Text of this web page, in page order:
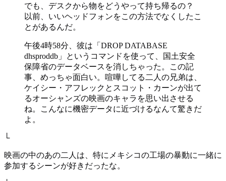
でも、デスクから物をどうやって持ち帰るの？
以前、いいヘッドフォンをこの方法でなくしたこ
とがあるんだ。
午後4時58分、彼は「DROP DATABASE
dhsproddb」というコマンドを使って、国土安全
保障省のデータベースを消しちゃった。この記
事、めっちゃ面白い。喧嘩してる二人の兄弟は、
ケイシー・アフレックとスコット・カーンが出て
るオーシャンズの映画のキャラを思い出させる
ね。こんなに機密データに近づけるなんて驚きだ
よ。
└
映画の中のあの二人は、特にメキシコの工場の暴動に一緒に
参加するシーンが好きだったな。